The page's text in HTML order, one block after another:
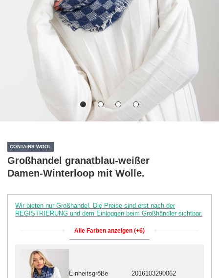
CONTAINS WOOL
Großhandel granatblau-weißer
Damen-Winterloop mit Wolle.
Wir bieten nur Großhandel. Die Preise sind erst nach der
REGISTRIERUNG und dem Einloggen beim Großhändler sichtbar.
Alle Farben anzeigen (+6)
Einheitsgröße 2016103290062